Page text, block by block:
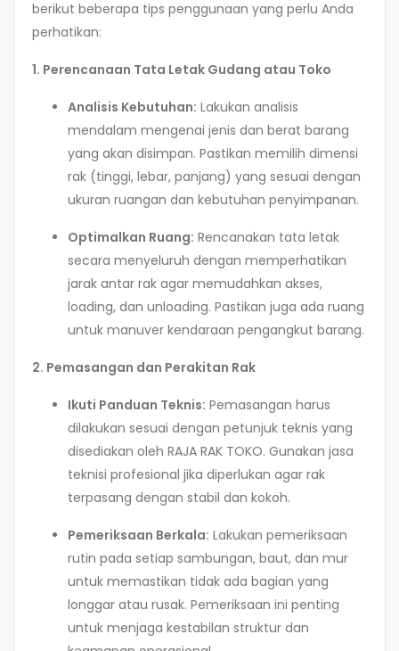
berikut beberapa tips penggunaan yang perlu Anda
perhatikan:
1. Perencanaan Tata Letak Gudang atau Toko
Analisis Kebutuhan: Lakukan analisis
mendalam mengenai jenis dan berat barang
yang akan disimpan. Pastikan memilih dimensi
rak (tinggi, lebar, panjang) yang sesuai dengan
ukuran ruangan dan kebutuhan penyimpanan.
Optimalkan Ruang: Rencanakan tata letak
secara menyeluruh dengan memperhatikan
jarak antar rak agar memudahkan akses,
loading, dan unloading. Pastikan juga ada ruang
untuk manuver kendaraan pengangkut barang.
2. Pemasangan dan Perakitan Rak
Ikuti Panduan Teknis: Pemasangan harus
dilakukan sesuai dengan petunjuk teknis yang
disediakan oleh RAJA RAK TOKO. Gunakan jasa
teknisi profesional jika diperlukan agar rak
terpasang dengan stabil dan kokoh.
Pemeriksaan Berkala: Lakukan pemeriksaan
rutin pada setiap sambungan, baut, dan mur
untuk memastikan tidak ada bagian yang
longgar atau rusak. Pemeriksaan ini penting
untuk menjaga kestabilan struktur dan